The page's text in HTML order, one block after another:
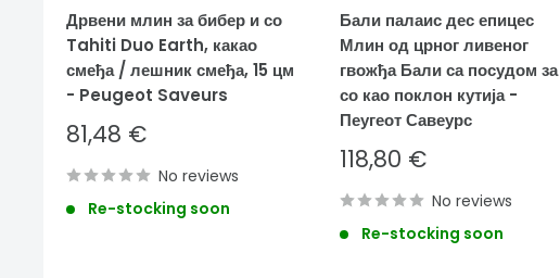
Дрвени млин за бибер и со
Tahiti Duo Earth, какао
смеђа / лешник смеђа, 15 цм
- Peugeot Saveurs
Sale
price
81,48 €
No reviews
Re-stocking soon
Бали палаис дес епицес
Млин од црног ливеног
гвожђа Бали са посудом за
со као поклон кутија -
Пеугеот Савеурс
Sale
price
118,80 €
No reviews
Re-stocking soon